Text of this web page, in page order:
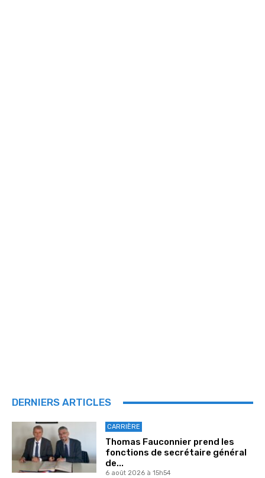
DERNIERS ARTICLES
CARRIÈRE
Thomas Fauconnier prend les
fonctions de secrétaire général
de...
6 août 2026 à 15h54